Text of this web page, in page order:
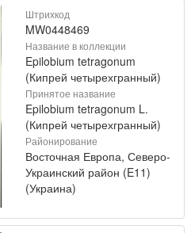
Штрихкод
MW0448469
Название в коллекции
Epilobium tetragonum
(Кипрей четырехгранный)
Принятое название
Epilobium tetragonum L.
(Кипрей четырехгранный)
Районирование
Восточная Европа, Северо-
Украинский район (E11)
(Украина)